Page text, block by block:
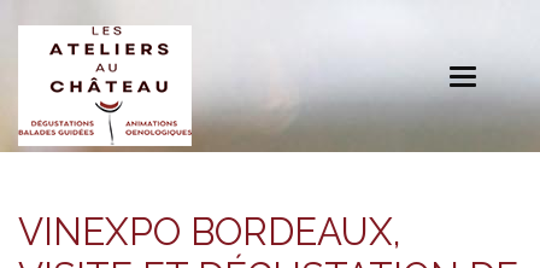
Toggle
VINEXPO BORDEAUX,